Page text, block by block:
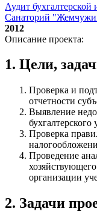
Аудит
Санаторий
2012
Описание проекта:
1. Цели,
Проверка и
отчетности
Выявление
бухгалтерского
Проверка
Проведение
организации
2. Задачи